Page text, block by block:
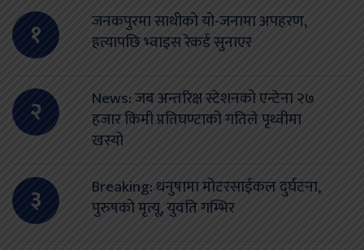
१
जनकपुरमा साथीको यो-जनामा अपहरण,
हत्यापछि भ्वाइस रेकर्ड सुनाएर
२
News: जब अन्तरिक्ष स्टेशनको एन्टेना २७
हजार किमी प्रतिघण्टाको गतिले पृथ्वीमा
खस्यो
३
Breaking: धनुषामा मोटरसाईकल दुर्घटना,
पुरुषको मृत्यू, युवति गम्भिर